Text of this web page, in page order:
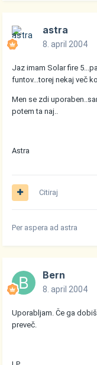
astra
8. april 2004
Jaz imam Solar fire
funtov...torej nekaj več
Men se zdi
potem ta naj..
Astra
Citiraj
Per aspera ad astra
Bern
8. april 2004
Uporabljam. Če ga
preveč.